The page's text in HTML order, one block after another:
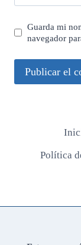
Guarda mi
navegador
Política